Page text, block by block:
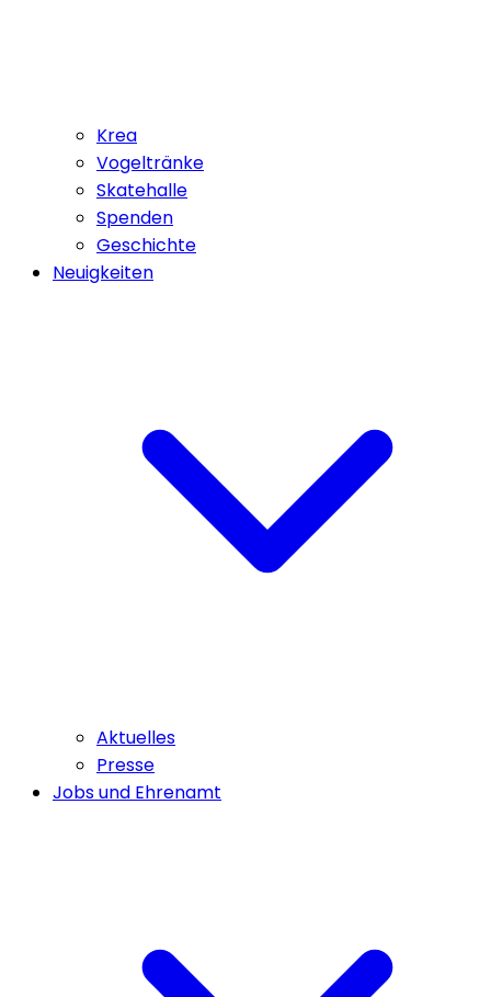
Krea
Vogeltränke
Skatehalle
Spenden
Geschichte
Neuigkeiten
Aktuelles
Presse
Jobs und Ehrenamt